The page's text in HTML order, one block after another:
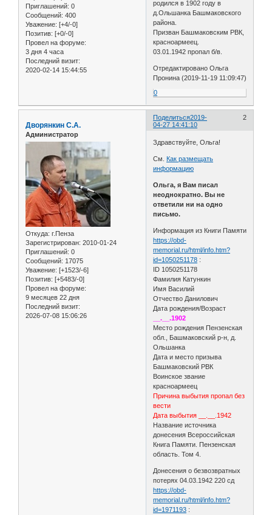
Приглашений: 0
Сообщений: 400
Уважение: [+4/-0]
Позитив: [+0/-0]
Провел на форуме:
3 дня 4 часа
Последний визит:
2020-02-14 15:44:55
родился в 1902 году в
д.Ольшанка Башмаковского
района.
Призван Башмаковским РВК,
красноармеец.
03.01.1942 пропал б/в.
Отредактировано Ольга
Пронина (2019-11-19 11:09:47)
0
Поделиться 2
2019-
04-27 14:41:10
Дворянкин С.А.
Администратор
Откуда: г.Пенза
Зарегистрирован: 2010-01-24
Приглашений: 0
Сообщений: 17075
Уважение: [+1523/-6]
Позитив: [+5483/-0]
Провел на форуме:
9 месяцев 22 дня
Последний визит:
2026-07-08 15:06:26
Здравствуйте, Ольга!
См.
Как размещать
информацию
Ольга, я Вам писал
неоднократно. Вы не
ответили ни на одно
письмо.
Информация из Книги Памяти
https://obd-
memorial.ru/html/info.htm?
id=1050251178 :
ID 1050251178
Фамилия Катункин
Имя Василий
Отчество Данилович
Дата рождения/Возраст
__.__.1902
Место рождения Пензенская
обл., Башмаковский р-н, д.
Ольшанка
Дата и место призыва
Башмаковский РВК
Воинское звание
красноармеец
Причина выбытия пропал без
вести
Дата выбытия __.__.1942
Название источника
донесения Всероссийская
Книга Памяти. Пензенская
область. Том 4.
Донесения о безвозвратных
потерях 04.03.1942 220 сд
https://obd-
memorial.ru/html/info.htm?
id=1971193 :